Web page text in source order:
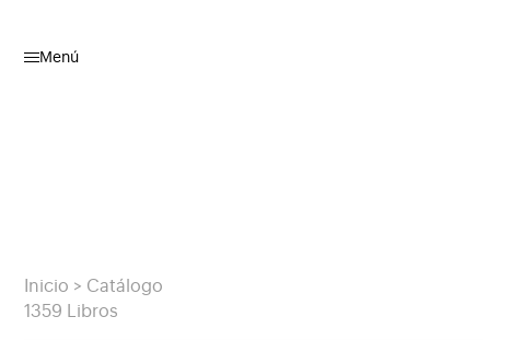
Menú
Inicio > Catálogo
1359 Libros